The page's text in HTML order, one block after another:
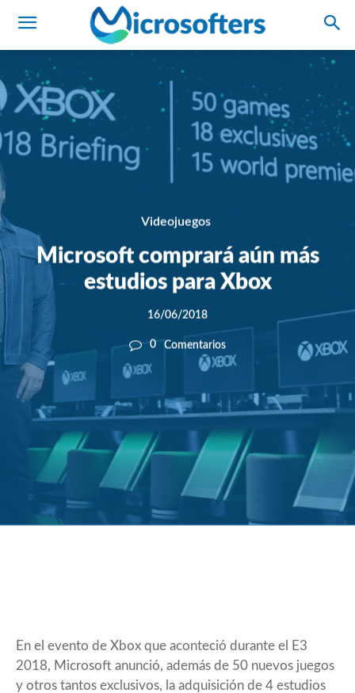
Videojuegos
Microsoft comprará aún más
estudios para Xbox
16/06/2018
0 Comentarios
En el evento de Xbox que aconteció durante el E3
2018, Microsoft anunció, además de 50 nuevos juegos
y otros tantos exclusivos, la adquisición de 4 estudios